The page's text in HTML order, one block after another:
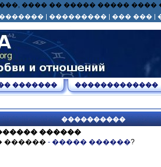
���� �� ����� �����
| ��������� | ��� ��� |
������� �������������
����������
������
������ - ����� ������?